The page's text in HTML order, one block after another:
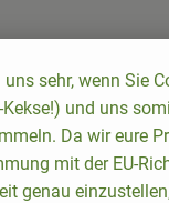
sehr, wenn Sie
und uns
Da wir eure
mit der EU-
genau